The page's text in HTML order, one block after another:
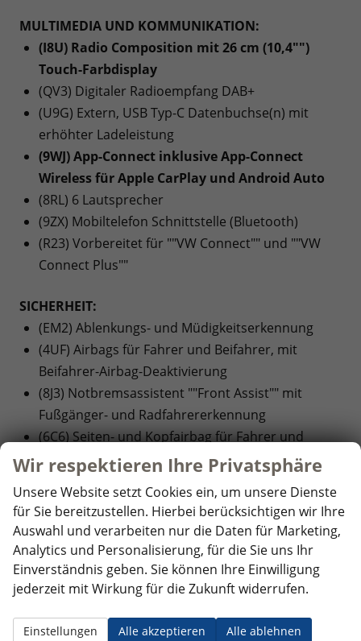
MULTIMEDIA UND KOMMUNIKATION:
(I8U) Radio Composition mit 26 cm (10,4"")
Touch-Farbdisplay
(QV3) Digitaler Radioempfang DAB+
(U9G) Extern, USB Typ-C Datenbuchse(n) mit
erhöhter Ladeleistung
(9WJ) App-Connect inklusive App-Connect
Wireless für Apple CarPlay und Android Auto
(8RL) 6 Lautsprecher
(9ZX) Mobiltelefon Schnittstelle (Bluetooth)
(R23) Vorbereitet für ""VW Connect"" und ""VW
Connect Plus""
SICHERHEIT:
(EM2) Ablenkungs- und Müdigkeitserkennung
(4UF) Airbags für Fahrer und Beifahrer, mit
Beifahrer-Airbag-Deaktivierung
(8J3) Notbremsassistent ""Front Assist"" mit
Fußgänger- und Radfahrererkennung
(6C6) Seiten- und Kopfairbag für Fahrer und
Beifahrer, Kopfairbags für die äußeren Sitzplätze
hinten und Mittenairbag vorn
INNENAUSSTATTUNG UND KOMFORT:
(6XP) Außenspiegel elektrisch anklapp-,
einstell- und beheizbar
(3L1) Höheneinstellung für Sitz links, manuell
Tether für Sitze im FGR (außer mittlerer Sitz der 2.
Wir respektieren Ihre Privatsphäre
Unsere Website setzt Cookies ein, um unsere Dienste
für Sie bereitzustellen. Hierbei berücksichtigen wir Ihre
Auswahl und verarbeiten nur die Daten für Marketing,
Analytics und Personalisierung, für die Sie uns Ihr
Einverständnis geben. Sie können Ihre Einwilligung
jederzeit mit Wirkung für die Zukunft widerrufen.
Alle akzeptieren Alle ablehnen
Einstellungen